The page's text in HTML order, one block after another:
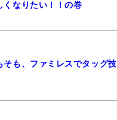
なりたい！！の巻
も、ファミレスでタッグ技